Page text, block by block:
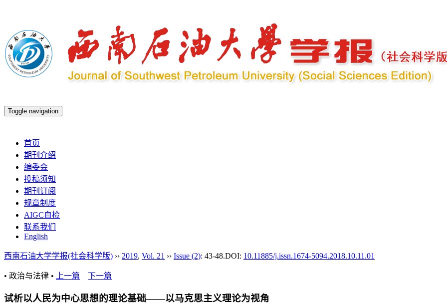
Toggle navigation
首页
期刊介绍
编委会
投稿须知
期刊订阅
规章制度
AIGC自检
联系我们
English
西南石油大学学报(社会科学版) ›› 2019, Vol. 21 ›› Issue (2): 43-48.DOI: 10.11885/j.issn.1674-5094.2018.10.11.01
• 政治与法律 • 上一篇 下一篇
试析以人民为中心思想的理论基础——以马克思主义理论为视角